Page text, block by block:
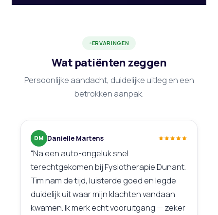
ERVARINGEN
Wat patiënten zeggen
Persoonlijke aandacht, duidelijke uitleg en een
betrokken aanpak.
DM Danielle Martens
“Na een auto-ongeluk snel
terechtgekomen bij Fysiotherapie Dunant.
Tim nam de tijd, luisterde goed en legde
duidelijk uit waar mijn klachten vandaan
kwamen. Ik merk echt vooruitgang — zeker